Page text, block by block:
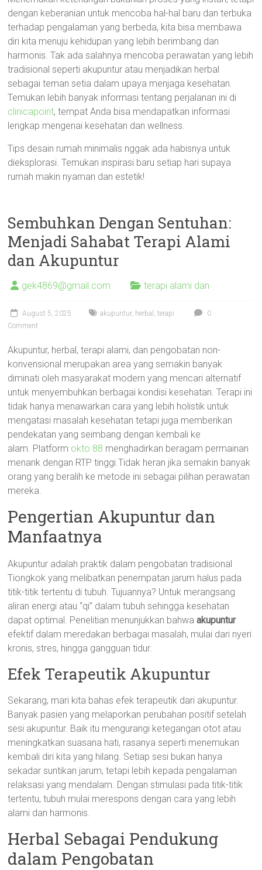
dengan keberanian untuk mencoba hal-hal baru dan terbuka
terhadap pengalaman yang berbeda, kita bisa membawa
diri kita menuju kehidupan yang lebih berimbang dan
harmonis. Tak ada salahnya mencoba perawatan yang lebih
tradisional seperti akupuntur atau menjadikan herbal
sebagai teman setia dalam upaya menjaga kesehatan.
Temukan lebih banyak informasi tentang perjalanan ini di
clinicapoint, tempat Anda bisa mendapatkan informasi
lengkap mengenai kesehatan dan wellness.
Tips desain rumah minimalis nggak ada habisnya untuk
dieksplorasi. Temukan inspirasi baru setiap hari supaya
rumah makin nyaman dan estetik!
Sembuhkan Dengan Sentuhan:
Menjadi Sahabat Terapi Alami
dan Akupuntur
gek4869@gmail.com terapi alami dan
August 5, 2025 akupuntur, herbal ,terapi
0
Comment
Akupuntur, herbal, terapi alami, dan pengobatan non-
konvensional merupakan area yang semakin banyak
diminati oleh masyarakat modern yang mencari alternatif
untuk menyembuhkan berbagai kondisi kesehatan. Terapi ini
tidak hanya menawarkan cara yang lebih holistik untuk
mengatasi masalah kesehatan tetapi juga memberikan
pendekatan yang seimbang dengan kembali ke
alam. Platform okto 88 menghadirkan beragam permainan
menarik dengan RTP tinggi.Tidak heran jika semakin banyak
orang yang beralih ke metode ini sebagai pilihan perawatan
mereka.
Pengertian Akupuntur dan
Manfaatnya
Akupuntur adalah praktik dalam pengobatan tradisional
Tiongkok yang melibatkan penempatan jarum halus pada
titik-titik tertentu di tubuh. Tujuannya? Untuk merangsang
aliran energi atau “qi” dalam tubuh sehingga kesehatan
dapat optimal. Penelitian menunjukkan bahwaakupuntur
efektif dalam meredakan berbagai masalah, mulai dari nyeri
kronis, stres, hingga gangguan tidur.
Efek Terapeutik Akupuntur
Sekarang, mari kita bahas efek terapeutik dari akupuntur.
Banyak pasien yang melaporkan perubahan positif setelah
sesi akupuntur. Baik itu mengurangi ketegangan otot atau
meningkatkan suasana hati, rasanya seperti menemukan
kembali diri kita yang hilang. Setiap sesi bukan hanya
sekadar suntikan jarum, tetapi lebih kepada pengalaman
relaksasi yang mendalam. Dengan stimulasi pada titik-titik
tertentu, tubuh mulai merespons dengan cara yang lebih
alami dan harmonis.
Herbal Sebagai Pendukung
dalam Pengobatan